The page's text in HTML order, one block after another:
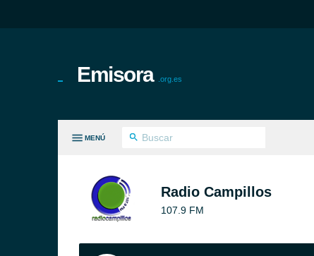
Emisora .org.es
MENÚ
Radio Campillos
107.9 FM